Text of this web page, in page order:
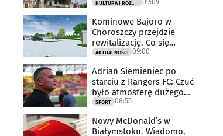
Kominowe Bajoro w
Choroszczy przejdzie
rewitalizację. Co się
zmieni?
AKTUALNOŚCI 09:00
Adrian Siemieniec po
starciu z Rangers FC: Czuć
było atmosferę dużego
meczu
SPORT 08:55
Nowy McDonald’s w
Białymstoku. Wiadomo,